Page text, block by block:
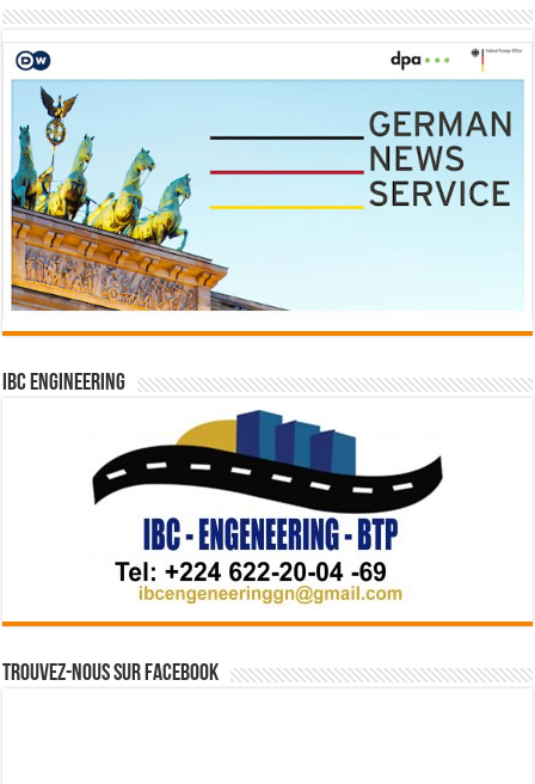
IBC Engineering
Trouvez-nous sur Facebook